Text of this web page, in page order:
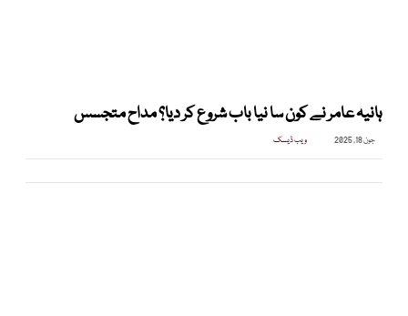
ہانیہ عامر نے کون سا نیا باب شروع کر دیا؟ مداح متجسس
جون 18, 2025 ویب ڈیسک